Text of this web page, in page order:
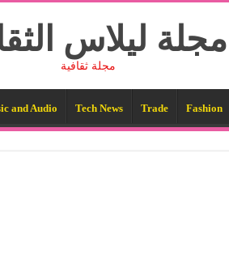
مجلة ليلاس
مجلة ثقافية
Fashion
Trade
Tech News
and Audio